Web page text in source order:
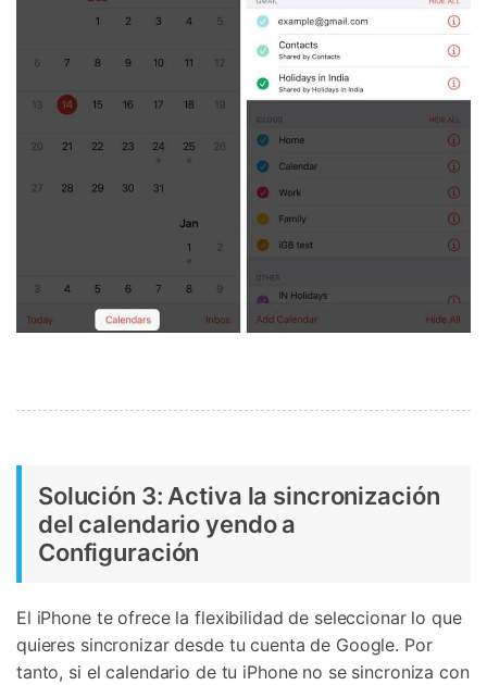
Solución 3: Activa la sincronización
del calendario yendo a
Configuración
El iPhone te ofrece la flexibilidad de seleccionar lo que
quieres sincronizar desde tu cuenta de Google. Por
tanto, si el calendario de tu iPhone no se sincroniza con